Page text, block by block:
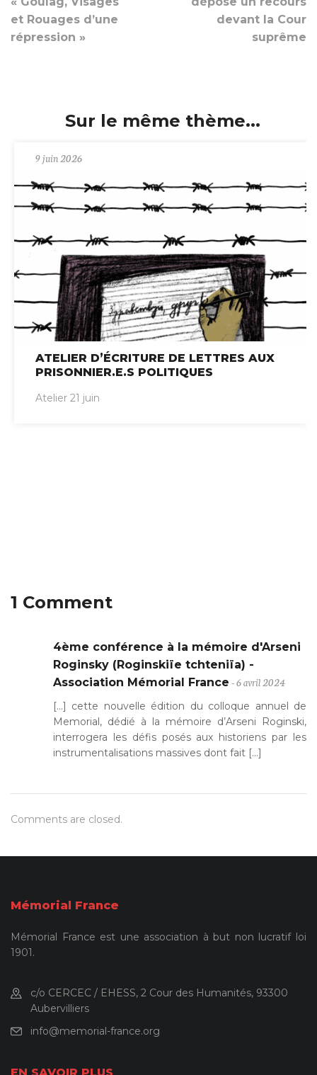
et Rouages d’une
répression »
devant la Cour
suprême
Sur le même thème...
9 juin 2026
ATELIER D’ÉCRITURE DE LETTRES AUX
PRISONNIER.E.S POLITIQUES
Atelier 21 juin
1 Comment
4ème conférence à la mémoire d'Arseni
Roginsky (Roginskiïe tchteniïa) -
Association Mémorial France - 6 avril 2024
[…] cette nouvelle édition du colloque annuel de
Memorial, dédié à la mémoire d’Arseni Roginski,
interrogera les défis posés aux historiens par les
instrumentalisations massives dont fait […]
Comments are closed.
Mémorial France
Mémorial France est une association à but non lucratif loi
1901.
c/o CERCEC / EHESS, 2 Cour des Humanités, 93300
Aubervilliers
info@memorial-france.org